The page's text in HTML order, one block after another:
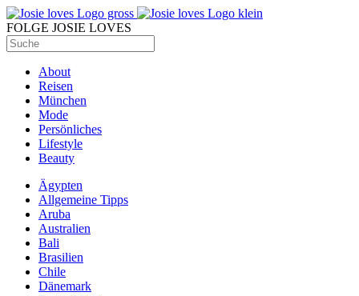
FOLGE JOSIE LOVES
About
Reisen
München
Mode
Persönliches
Lifestyle
Beauty
Ägypten
Allgemeine Tipps
Aruba
Australien
Bali
Brasilien
Chile
Dänemark